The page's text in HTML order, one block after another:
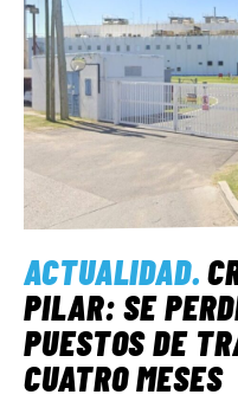
ACTUALIDAD.
PILAR: SE
PUESTOS DE
CUATRO MESES